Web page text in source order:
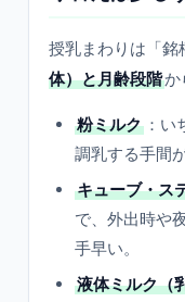
授乳まわりは「銘
体）と月齢段階か
粉ミルク ：
調乳する手間
キューブ・ス
で、外出時や
手早い。
液体ミルク（